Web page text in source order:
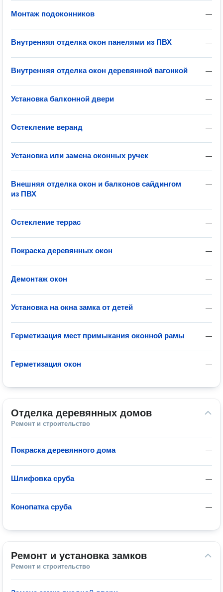
—
Монтаж подоконников
—
Внутренняя отделка окон панелями из ПВХ
—
Внутренняя отделка окон деревянной вагонкой
—
Установка балконной двери
—
Остекление веранд
—
Установка или замена оконных ручек
—
Внешняя отделка окон и балконов сайдингом
из ПВХ
—
Остекление террас
—
Покраска деревянных окон
—
Демонтаж окон
—
Установка на окна замка от детей
—
Герметизация мест примыкания оконной рамы
—
Герметизация окон
Отделка деревянных домов
Ремонт и строительство
—
Покраска деревянного дома
—
Шлифовка сруба
—
Конопатка сруба
Ремонт и установка замков
Ремонт и строительство